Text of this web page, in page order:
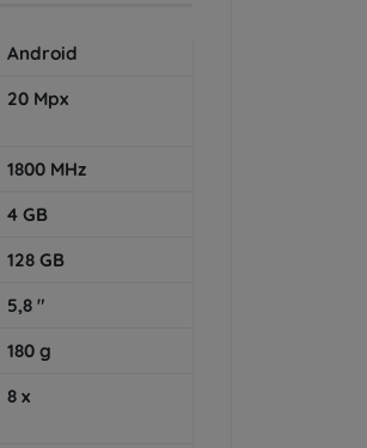
Android
20 Mpx
1800 MHz
4 GB
128 GB
5,8 "
180 g
8 x